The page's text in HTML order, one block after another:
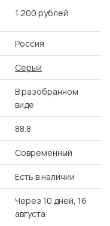
1 200 рублей
Россия
Серый
В разобранном
виде
88.8
Современный
Есть в наличии
Через 10 дней, 16
августа